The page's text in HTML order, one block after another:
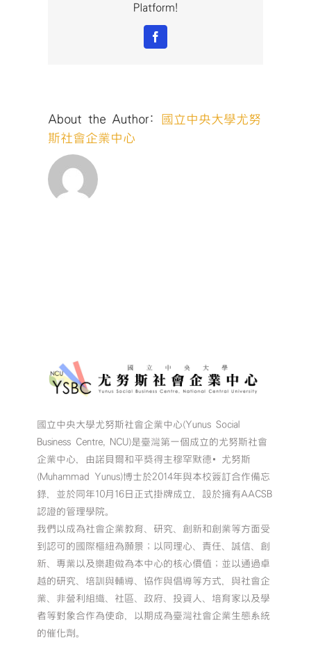
Platform!
Facebook
About the Author:
國立中央大學尤努
斯社會企業中心
國立中央大學尤努斯社會企業中心(Yunus Social
Business Centre, NCU)是臺灣第一個成立的尤努斯社會
企業中心，由諾貝爾和平獎得主穆罕默德•尤努斯
(Muhammad Yunus)博士於2014年與本校簽訂合作備忘
錄，並於同年10月16日正式掛牌成立，設於擁有AACSB
認證的管理學院。
我們以成為社會企業教育、研究、創新和創業等方面受
到認可的國際樞紐為願景；以同理心、責任、誠信、創
新、專業以及樂趣做為本中心的核心價值；並以通過卓
越的研究、培訓與輔導、協作與倡導等方式，與社會企
業、非營利組織、社區、政府、投資人、培育家以及學
者等對象合作為使命，以期成為臺灣社會企業生態系統
的催化劑。